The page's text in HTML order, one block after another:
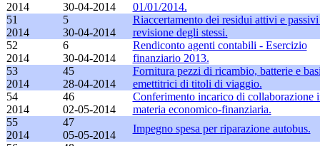
2014
30-04-2014
01/01/2014.
51
2014
5
30-04-2014
Riaccertamento dei residui attivi e passivi
revisione degli stessi.
52
2014
6
30-04-2014
Rendiconto agenti contabili - Esercizio
finanziario 2013.
53
2014
45
28-04-2014
Fornitura pezzi di ricambio, batterie e
emettitrici di titoli di viaggio.
54
2014
46
02-05-2014
Conferimento incarico di collaborazione
materia economico-finanziaria.
55
2014
47
05-05-2014
Impegno spesa per riparazione autobus.